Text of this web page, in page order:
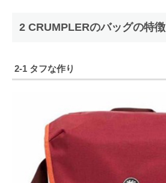
2 CRUMPLERのバッグの特徴
2-1 タフな作り